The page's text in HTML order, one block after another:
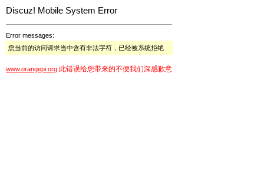
Discuz! Mobile System Error
Error messages:
您当前的访问请求当中含有非法字符，已经被系统拒绝
www.orangepi.org 此错误给您带来的不便我们深感歉意